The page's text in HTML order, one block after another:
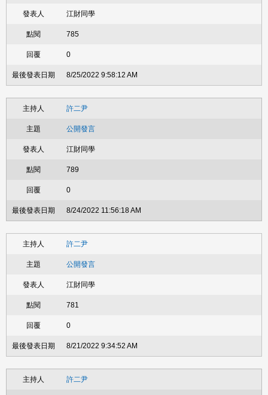
江財同學
785
0
8/25/2022 9:58:12 AM
許二尹
公開發言
江財同學
789
0
8/24/2022 11:56:18 AM
許二尹
公開發言
江財同學
781
0
8/21/2022 9:34:52 AM
許二尹